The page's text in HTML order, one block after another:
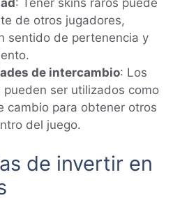
: Tener skins raros puede
de otros jugadores,
sentido de pertenencia y
de intercambio: Los
pueden ser utilizados como
cambio para obtener otros
del juego.
de invertir en